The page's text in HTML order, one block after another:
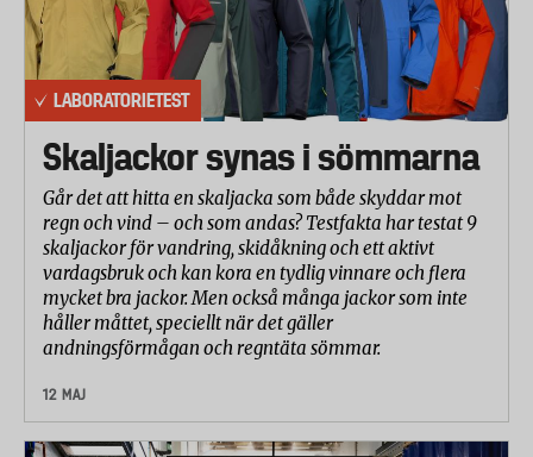
LABORATORIETEST
Skaljackor synas i sömmarna
Går det att hitta en skaljacka som både skyddar mot
regn och vind – och som andas? Testfakta har testat 9
skaljackor för vandring, skidåkning och ett aktivt
vardagsbruk och kan kora en tydlig vinnare och flera
mycket bra jackor. Men också många jackor som inte
håller måttet, speciellt när det gäller
andningsförmågan och regntäta sömmar.
12 MAJ